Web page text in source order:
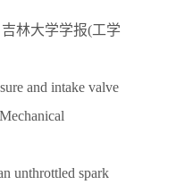
林大学学报(工学
and intake valve
unthrottled spark